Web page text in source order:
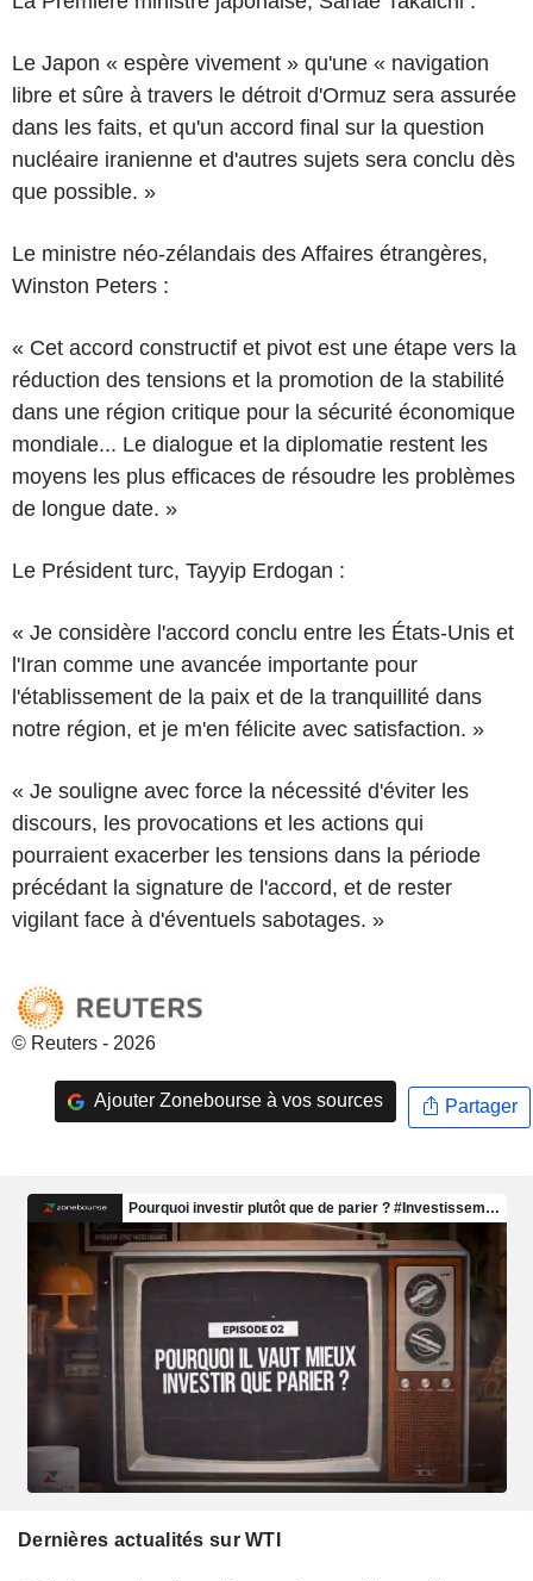
Le Japon « espère vivement » qu'une « navigation
libre et sûre à travers le détroit d'Ormuz sera assurée
dans les faits, et qu'un accord final sur la question
nucléaire iranienne et d'autres sujets sera conclu dès
que possible. »
Le ministre néo-zélandais des Affaires étrangères,
Winston Peters :
« Cet accord constructif et pivot est une étape vers la
réduction des tensions et la promotion de la stabilité
dans une région critique pour la sécurité économique
mondiale... Le dialogue et la diplomatie restent les
moyens les plus efficaces de résoudre les problèmes
de longue date. »
Le Président turc, Tayyip Erdogan :
« Je considère l'accord conclu entre les États-Unis et
l'Iran comme une avancée importante pour
l'établissement de la paix et de la tranquillité dans
notre région, et je m'en félicite avec satisfaction. »
« Je souligne avec force la nécessité d'éviter les
discours, les provocations et les actions qui
pourraient exacerber les tensions dans la période
précédant la signature de l'accord, et de rester
vigilant face à d'éventuels sabotages. »
© Reuters - 2026
Ajouter Zonebourse à vos sources Partager
Dernières actualités sur WTI